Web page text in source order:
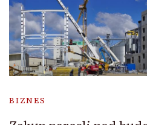
BIZNES